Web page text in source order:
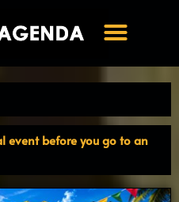
event before you go to an